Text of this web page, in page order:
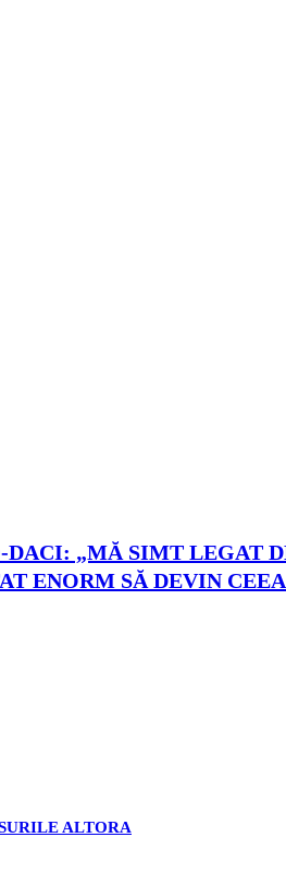
„MĂ SIMT LEGAT
ENORM SĂ DEVIN
ALTORA